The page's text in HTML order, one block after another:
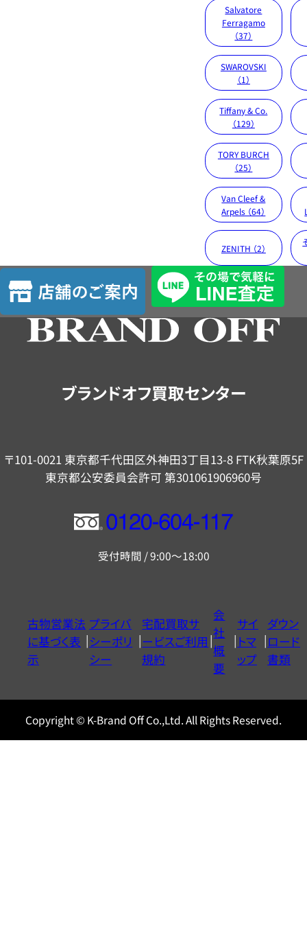
Salvatore
Ferragamo
（37）
SWAROVSKI
（1）
Tiffany & Co.
（129）
TORY BURCH
（25）
Van Cleef &
Arpels （64）
ZENITH （2）
店
舗
の
ブランドオフ買取センター
〒101-0021 東京都千代田区外神田3丁目13-8 FTK秋葉原5F
東京都公安委員会許可 第301061906960号
フ
ー
ヤ
ル
0120604117
受付時間 / 9:00～18:00
古物営業法
に基づく表
示
プライバ
シーポリ
シー
宅配買取サ
ービスご利用
規約
会
社
概
要
サイ
トマ
ップ
ダウン
ロード
書類
Copyright © K-Brand Off Co.,Ltd. All Rights Reserved.